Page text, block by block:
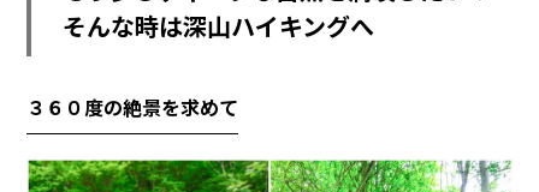
そんな時は深山ハイキングへ
３６０度の絶景を求めて